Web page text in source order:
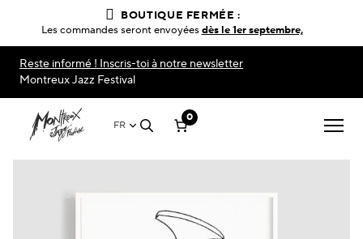
Reste informé ! Inscris-toi à notre newsletter
Montreux Jazz Festival
FR
0
BOUTIQUE FERMÉE :
Les commandes seront envoyéesdès le 1er septembre,